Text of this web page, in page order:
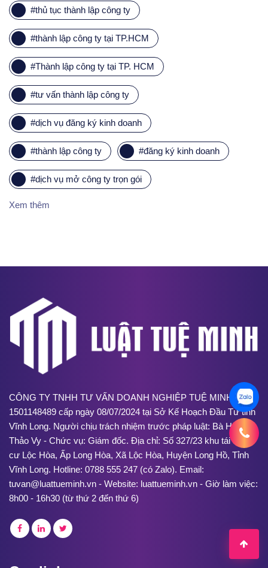
#thủ tục thành lập công ty
#thành lập công ty tại TP.HCM
#Thành lập công ty tại TP. HCM
#tư vấn thành lập công ty
#dịch vụ đăng ký kinh doanh
#thành lập công ty #đăng ký kinh doanh
#dịch vụ mở công ty trọn gói
Xem thêm
CÔNG TY TNHH TƯ VẤN DOANH NGHIỆP TUỆ MINH. MST:
1501148489 cấp ngày 08/07/2024 tại Sở Kế Hoạch Đầu Tư tỉnh
Vĩnh Long. Người chịu trách nhiệm trước pháp luật: Bà Huỳnh
Thảo Vy - Chức vụ: Giám đốc. Địa chỉ: Số 327/23 khu tái định
cư Lộc Hòa, Ấp Long Hòa, Xã Lộc Hòa, Huyện Long Hồ, Tỉnh
Vĩnh Long. Hotline: 0788 555 247 (có Zalo). Email:
tuvan@luattueminh.vn - Website: luattueminh.vn - Giờ làm việc:
8h00 - 16h30 (từ thứ 2 đến thứ 6)